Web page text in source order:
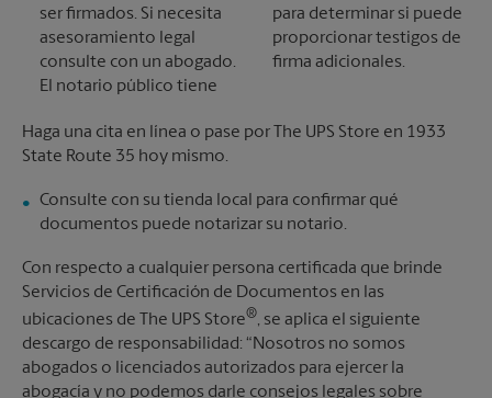
ser firmados. Si necesita
asesoramiento legal
consulte con un abogado.
El notario público tiene
para determinar si puede
proporcionar testigos de
firma adicionales.
Haga una cita en línea o pase por The UPS Store en 1933
State Route 35 hoy mismo.
Consulte con su tienda local para confirmar qué
documentos puede notarizar su notario.
Con respecto a cualquier persona certificada que brinde
Servicios de Certificación de Documentos en las
ubicaciones de The UPS Store®, se aplica el siguiente
descargo de responsabilidad: “Nosotros no somos
abogados o licenciados autorizados para ejercer la
abogacía y no podemos darle consejos legales sobre